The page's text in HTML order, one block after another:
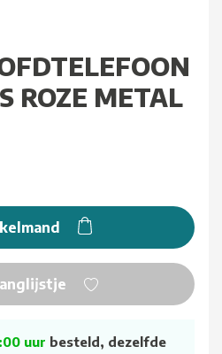
ROZE METAL
uur besteld, dezelfde